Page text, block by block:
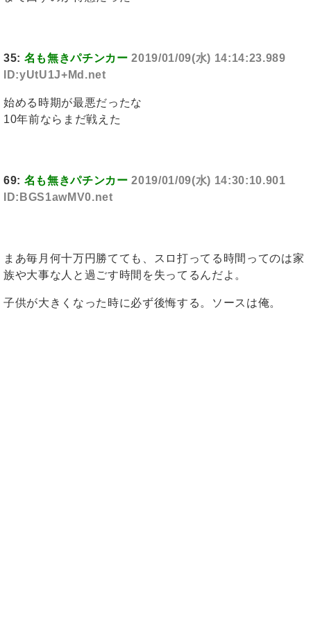
35: 名も無きパチンカー 2019/01/09(水) 14:14:23.989
ID:yUtU1J+Md.net
始める時期が最悪だったな
10年前ならまだ戦えた
69: 名も無きパチンカー 2019/01/09(水) 14:30:10.901
ID:BGS1awMV0.net
まあ毎月何十万円勝てても、スロ打ってる時間ってのは家
族や大事な人と過ごす時間を失ってるんだよ。
子供が大きくなった時に必ず後悔する。ソースは俺。